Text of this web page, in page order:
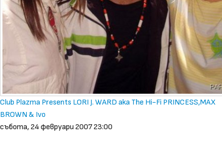
Club Plazma Presents LORI J. WARD aka The Hi-Fi PRINCESS,MAX
BROWN & Ivo
събота, 24 февруари 2007 23:00